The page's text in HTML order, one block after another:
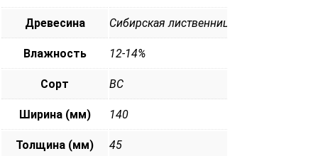
Древесина Сибирская лиственница
Влажность 12-14%
Сорт ВС
Ширина (мм) 140
Толщина (мм) 45